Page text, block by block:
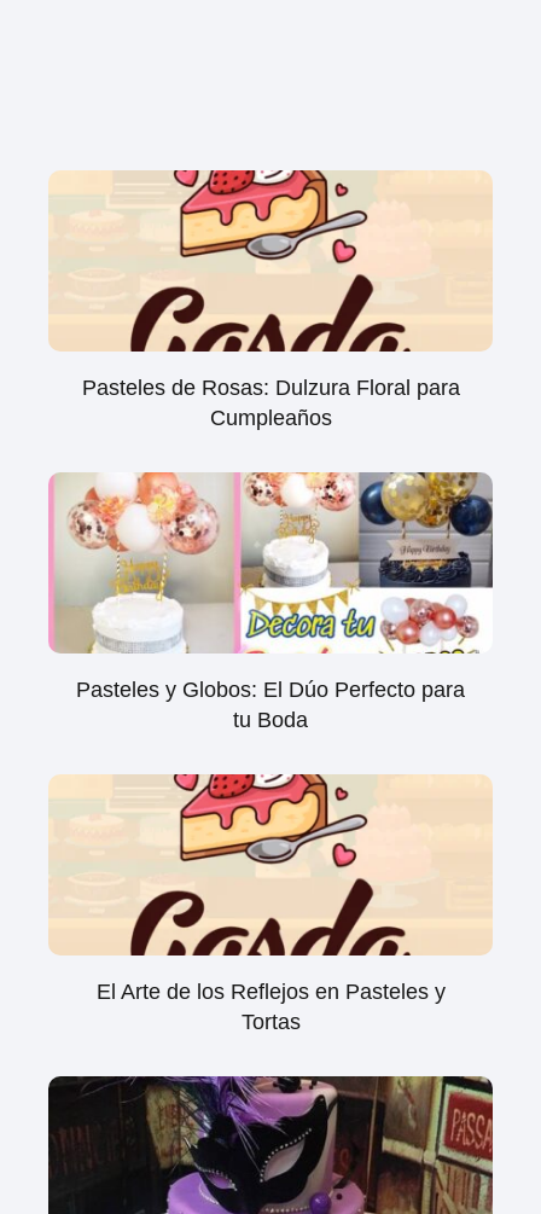
Pasteles de Rosas: Dulzura Floral para
Cumpleaños
Pasteles y Globos: El Dúo Perfecto para
tu Boda
El Arte de los Reflejos en Pasteles y
Tortas